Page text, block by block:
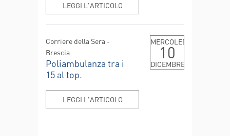
LEGGI L'ARTICOLO
Corriere della Sera -
Brescia
Poliambulanza tra i
15 al top.
LEGGI L'ARTICOLO
MERCOLEDÌ
10
DICEMBRE